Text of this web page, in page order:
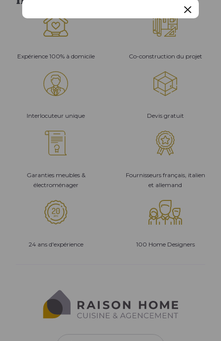
Expérience 100% à domicile Co-construction du projet
Interlocuteur unique Devis gratuit
Garanties meubles &
électroménager
Fournisseurs français, italien
et allemand
24 ans d'expérience 100 Home Designers